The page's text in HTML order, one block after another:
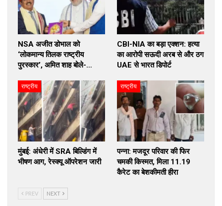
NSA अजीत डोभाल को
‘लोकमान्य तिलक राष्ट्रीय
पुरस्कार’, अमित शाह बोले-…
CBI-NIA का बड़ा एक्शन: हत्या
का आरोपी सऊदी अरब से और ठग
UAE से भारत डिपोर्ट
राष्ट्रीय
मुंबई: अंधेरी में SRA बिल्डिंग में
भीषण आग, रेस्क्यू ऑपरेशन जारी
राष्ट्रीय
पन्ना: मजदूर परिवार की फिर
चमकी किस्मत, मिला 11.19
कैरेट का बेशकीमती हीरा
PREV NEXT